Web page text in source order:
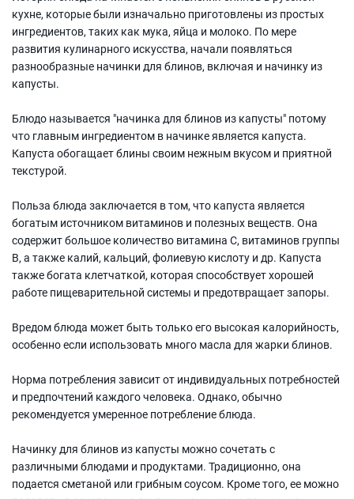
кухне, которые были изначально приготовлены из простых
ингредиентов, таких как мука, яйца и молоко. По мере
развития кулинарного искусства, начали появляться
разнообразные начинки для блинов, включая и начинку из
капусты.
Блюдо называется "начинка для блинов из капусты" потому
что главным ингредиентом в начинке является капуста.
Капуста обогащает блины своим нежным вкусом и приятной
текстурой.
Польза блюда заключается в том, что капуста является
богатым источником витаминов и полезных веществ. Она
содержит большое количество витамина C, витаминов группы
B, а также калий, кальций, фолиевую кислоту и др. Капуста
также богата клетчаткой, которая способствует хорошей
работе пищеварительной системы и предотвращает запоры.
Вредом блюда может быть только его высокая калорийность,
особенно если использовать много масла для жарки блинов.
Норма потребления зависит от индивидуальных потребностей
и предпочтений каждого человека. Однако, обычно
рекомендуется умеренное потребление блюда.
Начинку для блинов из капусты можно сочетать с
различными блюдами и продуктами. Традиционно, она
подается сметаной или грибным соусом. Кроме того, ее можно